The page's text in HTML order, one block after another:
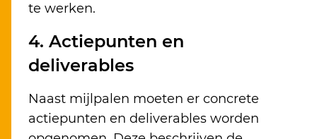
te werken.
4. Actiepunten en
deliverables
Naast mijlpalen moeten er concrete
actiepunten en deliverables worden